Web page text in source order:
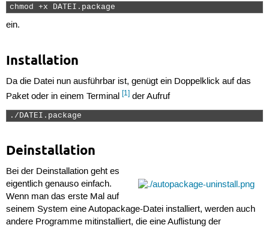
chmod +x DATEI.package
ein.
Installation
Da die Datei nun ausführbar ist, genügt ein Doppelklick auf das
Paket oder in einem Terminal [1]der Aufruf
./DATEI.package
Deinstallation
Bei der Deinstallation geht es
eigentlich genauso einfach.
Wenn man das erste Mal auf
seinem System eine Autopackage-Datei installiert, werden auch
andere Programme mitinstalliert, die eine Auflistung der